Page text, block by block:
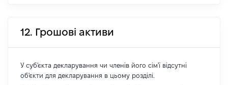
12. Грошові активи
У суб'єкта декларування чи членів його сім'ї відсутні
об'єкти для декларування в цьому розділі.